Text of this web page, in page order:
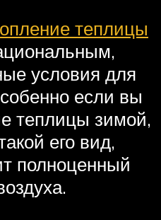
теплицы
условия для
если вы
теплицы зимой,
его вид,
полноценный